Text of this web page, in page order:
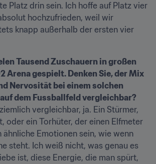
Platz drin sein. Ich hoffe auf Platz vier
hochzufrieden, weil wir
knapp außerhalb der ersten vier
Tausend Zuschauern in großen
Arena gespielt. Denken Sie, der Mix
Nervosität bei einem solchen
dem Fussballfeld vergleichbar?
vergleichbar, ja. Ein Stürmer,
oder ein Torhüter, der einen Elfmeter
ähnliche Emotionen sein, wie wenn
steht. Ich weiß nicht, was genau es
ist, diese Energie, die man spürt,